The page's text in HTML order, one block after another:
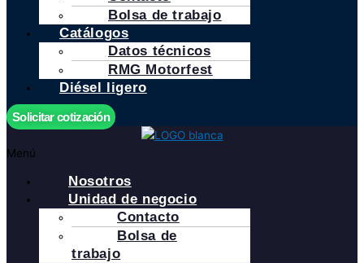
Bolsa de trabajo
Catálogos
Datos técnicos
RMG Motorfest
Diésel ligero
Solicitar cotización
Menú
Nosotros
Unidad de negocio
Contacto
Bolsa de
trabajo